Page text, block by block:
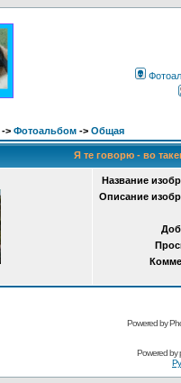
-> Фотоальбом -> Общая
Я те говорю - во
Название
Описание
Powered by
Powered by